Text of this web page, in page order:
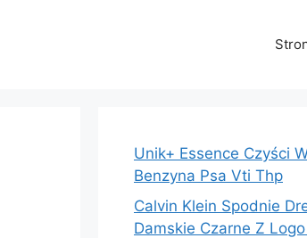
Unik+ Essence Czyści
Benzyna Psa Vti Thp
Calvin Klein Spodnie
Damskie Czarne Z